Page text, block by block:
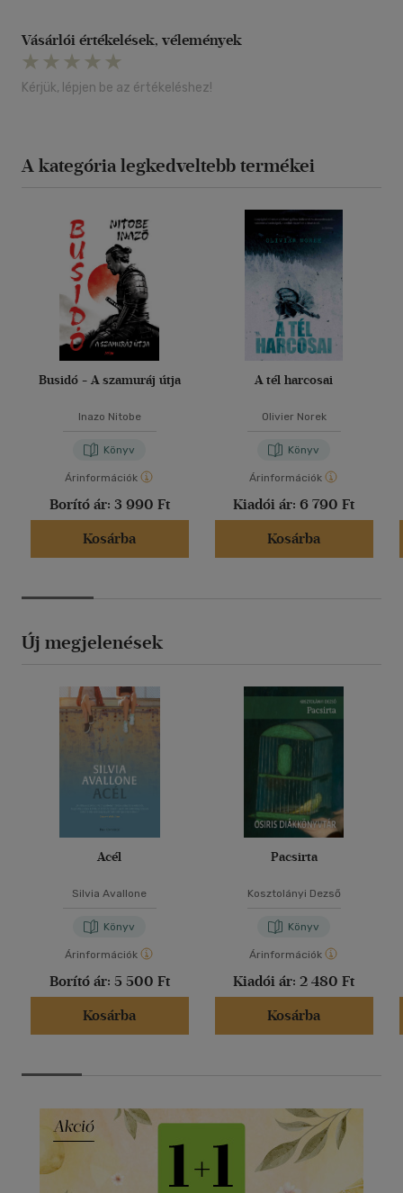
Vásárlói értékelések, vélemények
Kérjük, lépjen be az értékeléshez!
A kategória legkedveltebb termékei
Busidó - A szamuráj útja
Inazo Nitobe
Könyv
Árinformációk
Borító ár: 3 990 Ft
Kosárba
A tél harcosai
Olivier Norek
Könyv
Árinformációk
Kiadói ár: 6 790 Ft
Kosárba
Új megjelenések
Acél
Silvia Avallone
Könyv
Árinformációk
Borító ár: 5 500 Ft
Kosárba
Pacsirta
Kosztolányi Dezső
Könyv
Árinformációk
Kiadói ár: 2 480 Ft
Kosárba